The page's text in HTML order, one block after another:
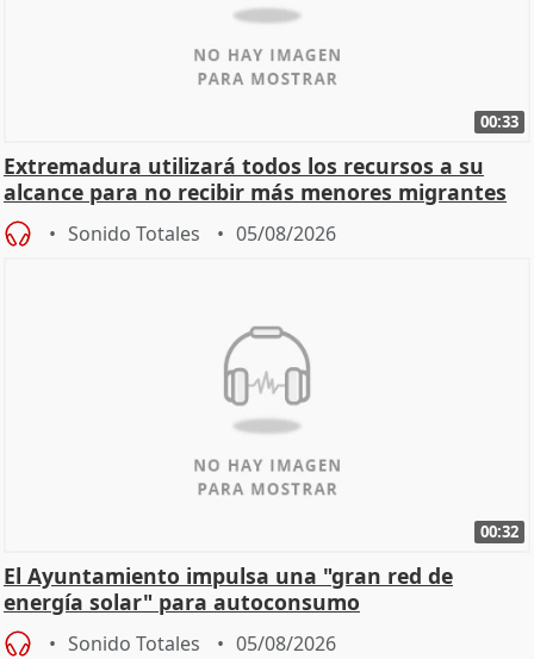
00:33
Extremadura utilizará todos los recursos a su
alcance para no recibir más menores migrantes
Sonido Totales 05/08/2026
00:32
El Ayuntamiento impulsa una "gran red de
energía solar" para autoconsumo
Sonido Totales 05/08/2026